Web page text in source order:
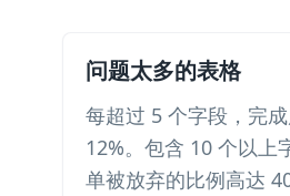
问题太多的表格
每超过 5 个字段，完
12%。包含 10 个以上
单被放弃的比例高达